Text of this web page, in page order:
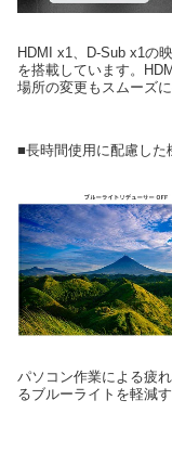
HDMI x1、D-Sub x1の
を搭載しています。
場所の変更もスムーズに
■長時間使用に配慮した
パソコン作業による疲
るブルーライトを軽減